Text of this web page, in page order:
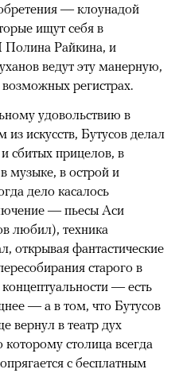
— клоунадой
ищут себя в
Полина Райкина, и
ведут эту манерную,
регистрах.
удовольствию в
из искусств, Бутусов делал
сбитых прицелов, в
музыке, в острой и
дело касалось
— пьесы Аси
любил), техника
открывая фантастические
старого в
— есть
— а в том, что Бутусов
вернул в театр дух
столица всегда
с бесплатным